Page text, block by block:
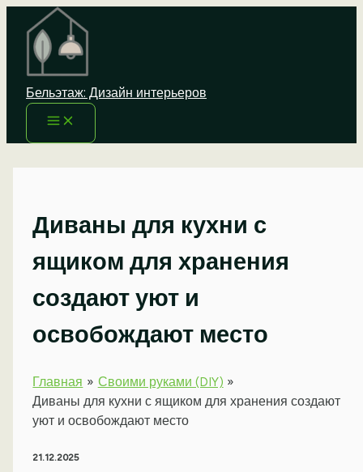
Перейти
содержимому
Бельэтаж: Дизайн интерьеров
Диваны для кухни с
ящиком для хранения
создают уют и
освобождают место
Главная
Своими руками (DIY)
Диваны для кухни с ящиком для хранения создают
уют и освобождают место
21.12.2025